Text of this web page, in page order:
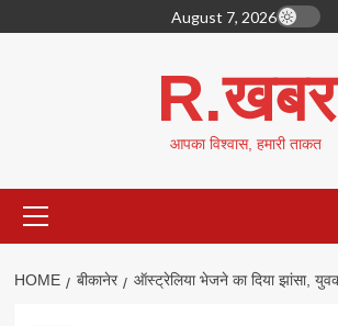
to
August 7, 2026
R.खबर
आपका विश्वास, हमारी ताकत
Menu
HOME बीकानेर ऑस्ट्रेलिया भेजने का दिया झांसा,